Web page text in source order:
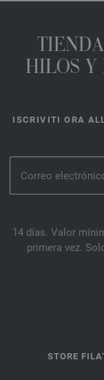
HILOS Y
ISCRIVITI ORA
14 días. Valor
primera vez.
STORE